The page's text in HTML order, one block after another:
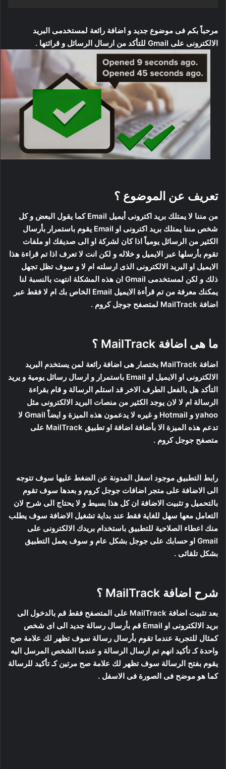
مرحباً بكم فى موضوع جديد و اضافة رائعة لمستخدمى البريد
الالكترونى على Gmail للتأكد من ارسال الرسائل و قرائتها .
تعريف عن الموضوع ؟
من مننا لا يمتلك بريد اكترونى أيميل Email كما يقول البعض و كل
شخص مننا يمتلك بريد اكترونى او Email يقوم باستمرار بأرسال
الكثير من الرسائل يومياً اذا كان لشركة او الى صديقك او ملفات
تقوم بأرسلها عبر الايميل و خلاله و لكن انت لا تعرف اذا تم قراءة هذا
الايميل او البريد الالكترونى الذى ارسلته ام لا و سوف تظل تجهل
ذلك و لكن لمستخدمى Gmail ان هذه المشكلة انتهت بالنسبة لنا
يمكنك معرفة من تم قرأءة الايميل Email الخاص بك ام لا فقط عبر
اضافة MailTrack لمتصفح جوجل كروم .
ما هى اضافة MailTrack ؟
اضافة MailTrack بختصار هى اضافة رائعة لمن يستخدم البريد
الالكترونى او الايميل او Email باستمرار و ارسال رسائل يومية و يريد
التأكد هل بالفعل الطرف الاخر قد استلم الرسالة و قام بقراءة
الرسالة ام لا لان يوجد الكثير من منصات البريد الالكترونى مثل
yahoo و Hotmail و غيره لا يدعمون هذه الميزة و ايضاً Gmail لا
تدعم هذه الميزة الا بأضافة اضافة او تطبيق MailTrack على
متصفح جوجل كروم .
رابط التطبيق موجود اسفل المدونة عن الضغط عليها سوف تتوجه
الى الاضافة على متجر اضافات جوجل كروم و بعدها سوف تقوم
بالتحميل و تثبيت الاضافة ان كل هذا بسيط و لا يحتاج الى شرح لان
التعامل معها سهل للغاية فقط عند بداية تشغيل الاضافة سوف يطلب
منك اعطاء الصلاحية للتطبيق باستخدام بريدك الالكترونى على
Gmail او حسابك على جوجل بشكل عام و سوف يعمل التطبيق
بشكل تلقائى .
شرح اضافة MailTrack ؟
بعد تثبيت اضافة MailTrack على المتصفح فقط قم بالدخول الى
بريد الالكترونى او Email قم بأرسال رسالة جديد الى اى شخص
كمثال للتجربة عندما تقوم بأرسال رسالة سوف تظهر لك علامة صح
واحدة كـ تأكيد انهم تم ارسال الرسالة و عندما الشخص المرسل اليه
يقوم بفتح الرسالة سوف تظهر لك علامة صح مرتين كـ تأكيد للرسالة
كما هو موضح فى الصورة فى الاسفل .